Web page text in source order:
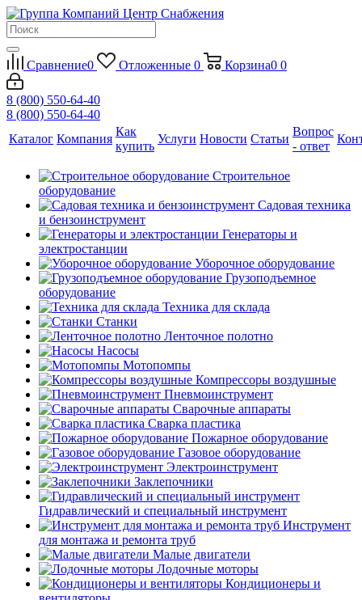
Сравнение0 Отложенные 0 Корзина0 0
8 (800) 550-64-40
8 (800) 550-64-40
Каталог Компания
Как
купить
Услуги Новости Статьи
Вопрос
- ответ
Строительное
оборудование
Садовая техника
и бензоинструмент
Генераторы и
электростанции
Уборочное оборудование
Грузоподъемное
оборудование
Техника для склада
Станки
Ленточное полотно
Насосы
Мотопомпы
Компрессоры воздушные
Пневмоинструмент
Сварочные аппараты
Сварка пластика
Пожарное оборудование
Газовое оборудование
Электроинструмент
Заклепочники
Гидравлический и специальный инструмент
Инструмент
для монтажа и ремонта труб
Малые двигатели
Лодочные моторы
Кондиционеры и